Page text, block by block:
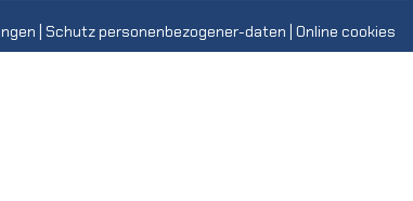
Schutz personenbezogener-daten Online cookies